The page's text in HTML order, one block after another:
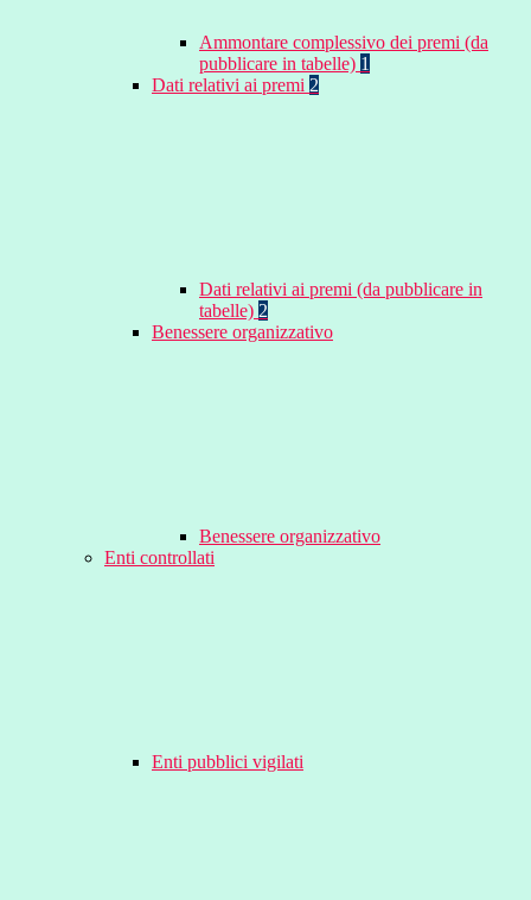
Ammontare complessivo dei premi (da
pubblicare in tabelle) 1
Dati relativi ai premi 2
Dati relativi ai premi (da pubblicare in
tabelle) 2
Benessere organizzativo
Benessere organizzativo
Enti controllati
Enti pubblici vigilati